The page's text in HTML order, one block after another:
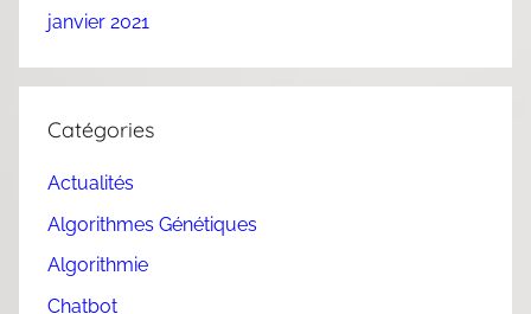
janvier 2021
Catégories
Actualités
Algorithmes Génétiques
Algorithmie
Chatbot